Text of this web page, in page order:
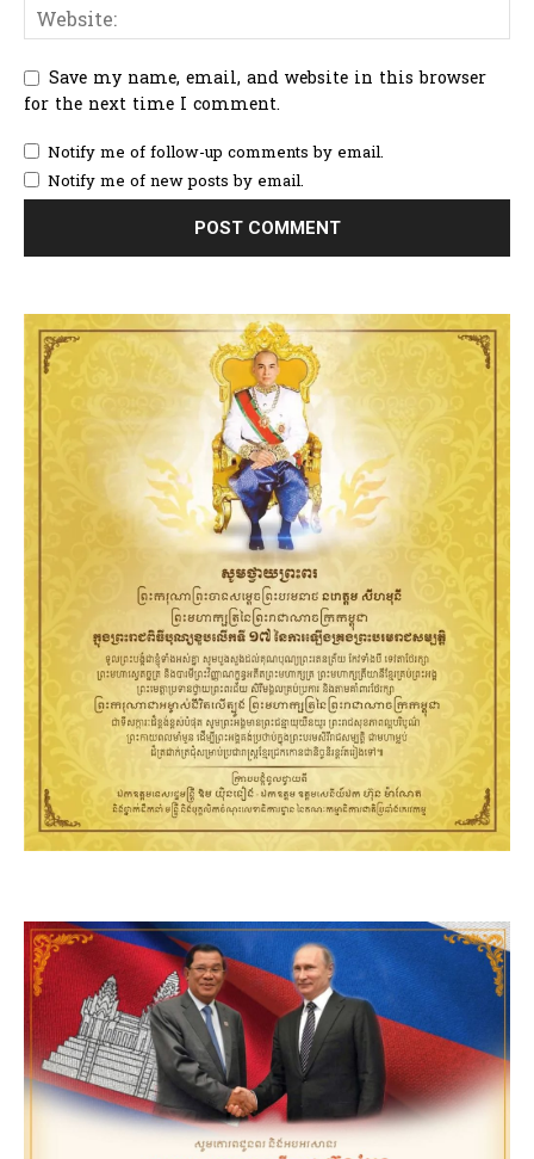
Save my name, email, and website in this browser
for the next time I comment.
Notify me of follow-up comments by email.
Notify me of new posts by email.